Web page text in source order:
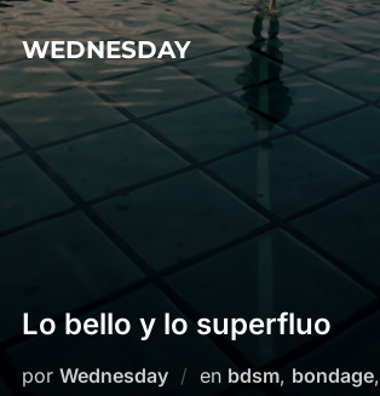
Saltar
al
contenido
WEDNESDAY
Lo bello y lo superfluo
por Wednesday en bdsm, bondage,